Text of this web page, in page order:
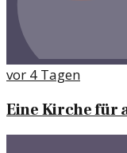
vor 4 Tagen
Eine Kirche für